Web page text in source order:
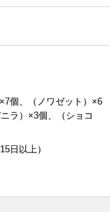
個、（ノワゼット）×6
ラ）×3個、（ショコ
日以上）